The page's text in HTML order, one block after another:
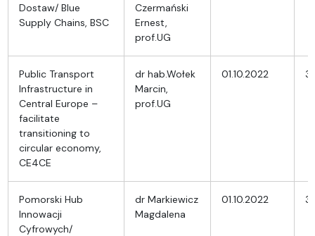
Dostaw/ Blue
Supply Chains, BSC
Czermański
Ernest,
prof.UG
Public Transport
Infrastructure in
Central Europe –
facilitate
transitioning to
circular economy,
CE4CE
dr hab.Wołek
Marcin,
prof.UG
01.10.2022
Pomorski Hub
Innowacji
Cyfrowych/
dr Markiewicz
Magdalena
01.10.2022